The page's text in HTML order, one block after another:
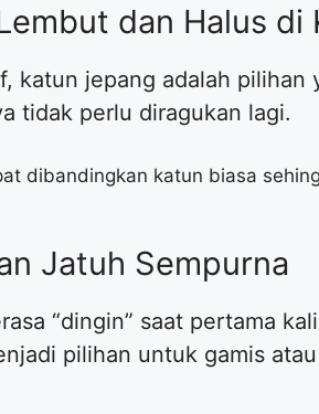
dan Halus di
katun jepang adalah pilihan
tidak perlu diragukan lagi.
dibandingkan katun biasa
Jatuh Sempurna
“dingin” saat pertama
pilihan untuk gamis